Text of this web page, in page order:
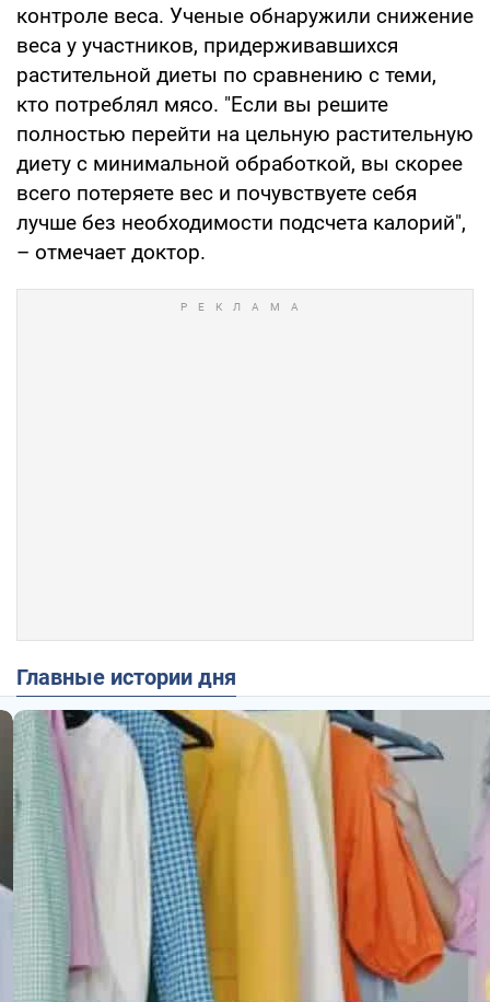
контроле веса. Ученые обнаружили снижение
веса у участников, придерживавшихся
растительной диеты по сравнению с теми,
кто потреблял мясо. "Если вы решите
полностью перейти на цельную растительную
диету с минимальной обработкой, вы скорее
всего потеряете вес и почувствуете себя
лучше без необходимости подсчета калорий",
– отмечает доктор.
Главные истории дня